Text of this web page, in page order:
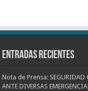
Entradas recientes
Nota de Prensa: SEGURIDAD
ANTE DIVERSAS